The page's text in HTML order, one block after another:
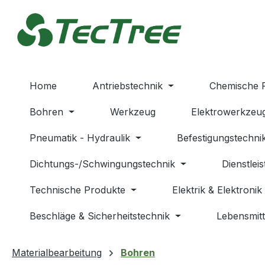
Hauptinhalt springen
Zur Suche springen
Zur Hauptnavigation springen
Home Antriebstechnik Chemische
Bohren Werkzeug
Pneumatik - Hydraulik
Dichtungs-/Schwingungstechnik
Technische Produkte Elektrik & Elektronik
Beschläge & Sicherheitstechnik
Materialbearbeitung Bohren